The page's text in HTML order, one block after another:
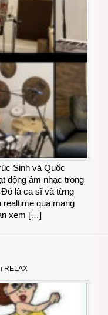
Sinh và Quốc
động âm nhạc trong
Đó là ca sĩ và từng
qua mạng
xem […]
RELAX